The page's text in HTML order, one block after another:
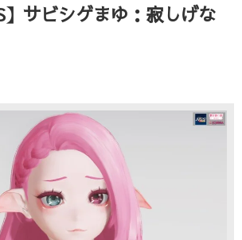
】サビシゲまゆ：寂しげな